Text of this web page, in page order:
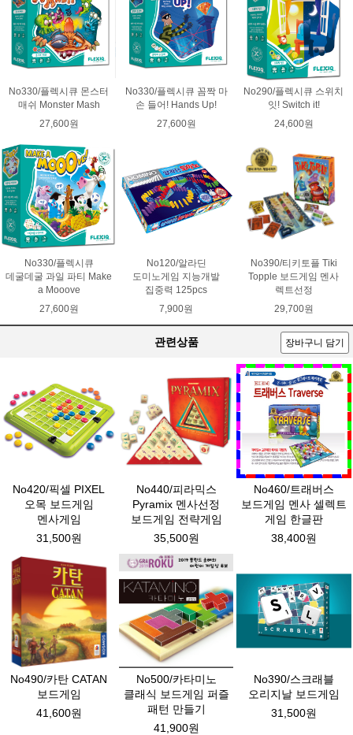
No330/플렉시큐 몬스터
매쉬 Monster Mash
27,600원
No330/플렉시큐 꼼짝 마
손 들어! Hands Up!
27,600원
No290/플렉시큐 스위치
잇! Switch it!
24,600원
No330/플렉시큐
데굴데굴 과일 파티 Make
a Mooove
27,600원
No120/알라딘
도미노게임 지능개발
집중력 125pcs
7,900원
No390/티키토플 Tiki
Topple 보드게임 멘사
렉트선정
29,700원
관련상품 장바구니 담기
No420/픽셀 PIXEL
오목 보드게임
멘사게임
31,500원
No440/피라믹스
Pyramix 멘사선정
보드게임 전략게임
35,500원
No460/트래버스
보드게임 멘사 셀렉트
게임 한글판
38,400원
No490/카탄 CATAN
보드게임
41,600원
No500/카타미노
클래식 보드게임 퍼즐
패턴 만들기
41,900원
No390/스크래블
오리지날 보드게임
31,500원